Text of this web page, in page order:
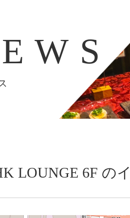
LOUNGE 6F の